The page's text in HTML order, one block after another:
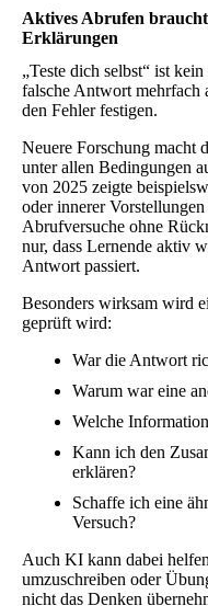
Aktives Abrufen
Erklärungen
„Teste dich selbst“ ist
falsche Antwort mehrfach
den Fehler festigen.
Neuere Forschung macht
unter allen Bedingungen
von 2025 zeigte
oder innerer
Abrufversuche ohne
nur, dass Lernende aktiv
Antwort passiert.
Besonders wirksam wird
geprüft wird:
War die Antwort
Warum war eine
Welche
Kann ich den
erklären?
Schaffe ich eine
Versuch?
Auch KI kann dabei
umzuschreiben oder
nicht das Denken